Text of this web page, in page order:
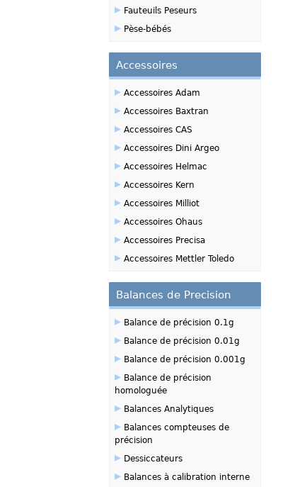
▸Fauteuils Peseurs
▸Pèse-bébés
Accessoires
▸Accessoires Adam
▸Accessoires Baxtran
▸Accessoires CAS
▸Accessoires Dini Argeo
▸Accessoires Helmac
▸Accessoires Kern
▸Accessoires Milliot
▸Accessoires Ohaus
▸Accessoires Precisa
▸Accessoires Mettler Toledo
Balances de Precision
▸Balance de précision 0.1g
▸Balance de précision 0.01g
▸Balance de précision 0.001g
▸Balance de précision
homologuée
▸Balances Analytiques
▸Balances compteuses de
précision
▸Dessiccateurs
▸Balances à calibration interne